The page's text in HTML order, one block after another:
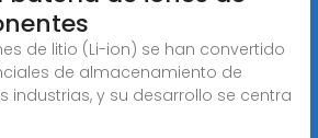
de litio (Li-ion) se han convertido
de almacenamiento de
industrias, y su desarrollo se centra